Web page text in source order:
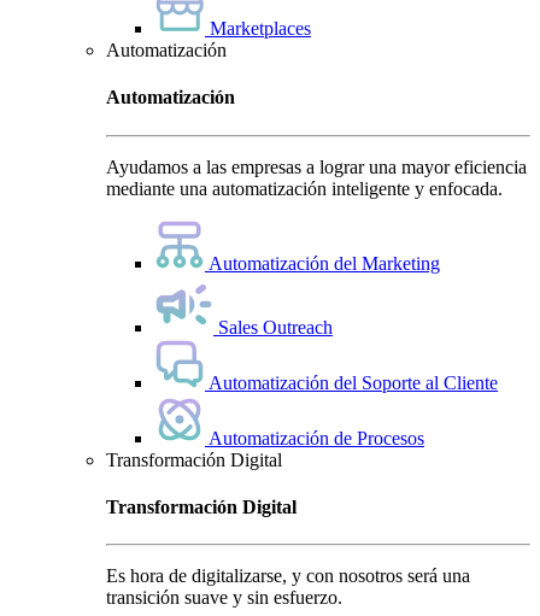
Marketplaces
Automatización
Automatización
Ayudamos a las empresas a lograr una mayor eficiencia
mediante una automatización inteligente y enfocada.
Automatización del Marketing
Sales Outreach
Automatización del Soporte al Cliente
Automatización de Procesos
Transformación Digital
Transformación Digital
Es hora de digitalizarse, y con nosotros será una
transición suave y sin esfuerzo.